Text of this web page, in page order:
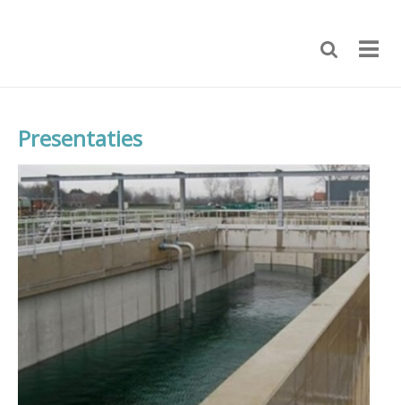
Presentaties